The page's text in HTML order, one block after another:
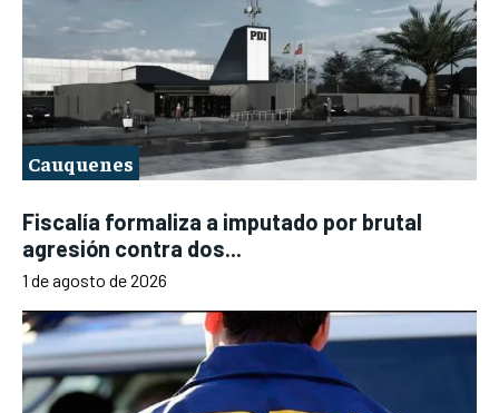
Cauquenes
Fiscalía formaliza a imputado por brutal
agresión contra dos...
1 de agosto de 2026